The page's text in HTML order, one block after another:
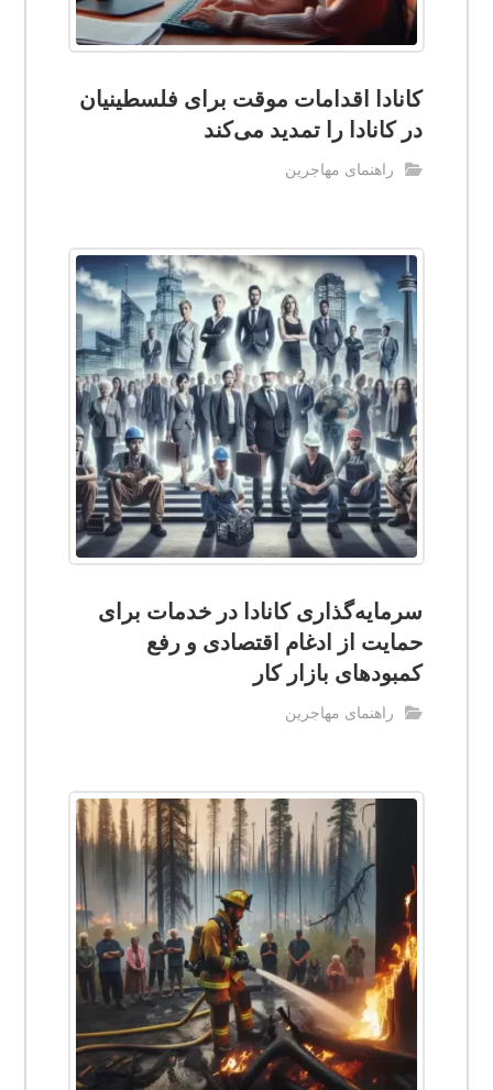
کانادا اقدامات موقت برای فلسطینیان
در کانادا را تمدید می‌کند
راهنمای مهاجرین
سرمایه‌گذاری کانادا در خدمات برای
حمایت از ادغام اقتصادی و رفع
کمبودهای بازار کار
راهنمای مهاجرین